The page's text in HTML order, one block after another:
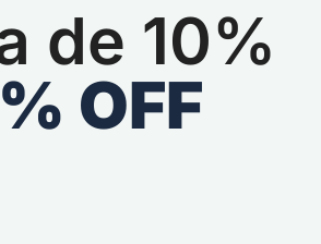
de 10%
OFF